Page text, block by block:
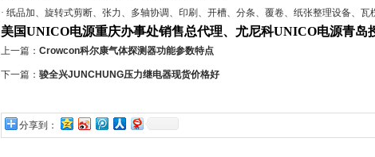
· 纸品加、旋转式剪断、张力、多轴协调、印刷、开槽、分条、覆卷、纸张整理设备、
美国UNICO电源重庆办事处销售总代理、尤尼科UNICO电源青岛
上一篇： Crowcon科尔康气体探测器功能参数特点
下一篇： 骏全兴JUNCHUNG压力继电器现货价格好
分享到：